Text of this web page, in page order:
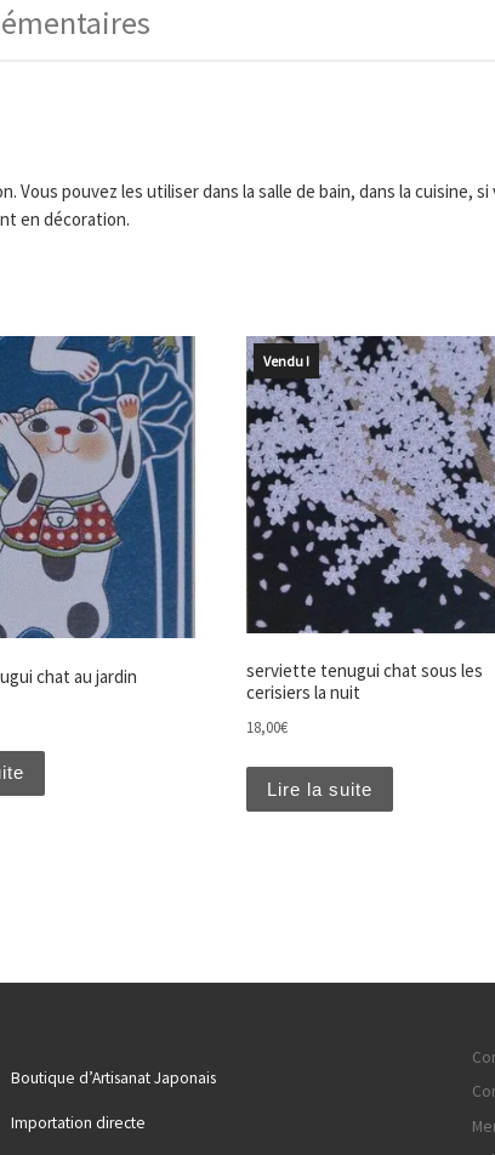
pouvez les utiliser dans la salle de bain, dans la cuisine,
en décoration.
chat au jardin
Vendu !
serviette tenugui chat sous les
cerisiers la nuit
18,00€
Lire la suite
Boutique d’Artisanat Japonais
Importation directe